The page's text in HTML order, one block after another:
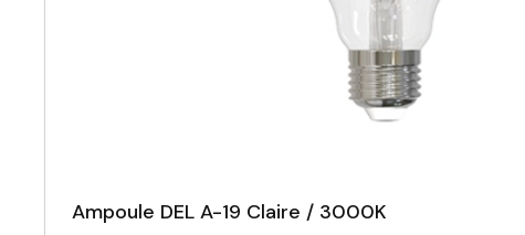
Ampoule DEL A-19 Claire / 3000K